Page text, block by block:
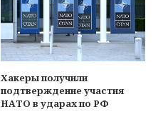
Хакеры получили
подтверждение участия
НАТО в ударах по РФ